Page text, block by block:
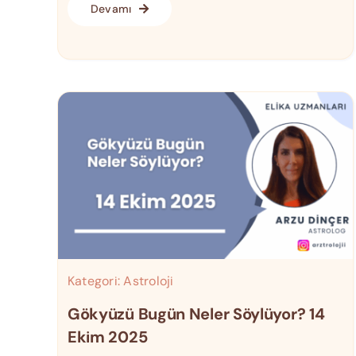
Devamı
Kategori:Astroloji
Gökyüzü Bugün Neler Söylüyor? 14
Ekim 2025